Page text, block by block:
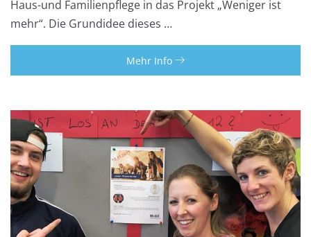
Haus-und Familienpflege in das Projekt „Weniger ist
mehr“. Die Grundidee dieses …
Mehr Info